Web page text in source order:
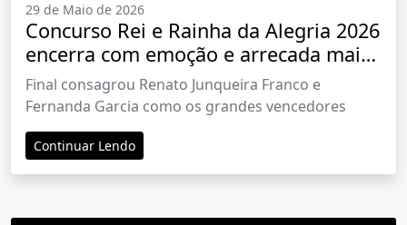
29 de Maio de 2026
Concurso Rei e Rainha da Alegria 2026
encerra com emoção e arrecada mais
de R$ 1 milhão para a Cidade de
Maria
Final consagrou Renato Junqueira Franco e
Fernanda Garcia como os grandes vencedores
Continuar Lendo